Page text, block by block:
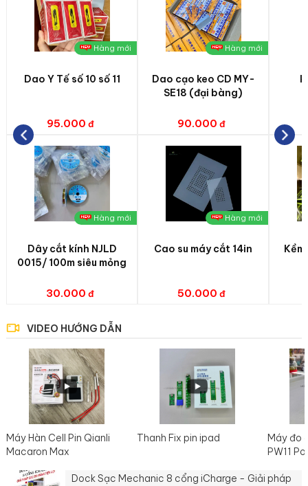
Hàng mới
Dao Y Tế số 10 số 11
95.000
Hàng mới
Dây cắt kính NJLD
0015/ 100m siêu mỏng
30.000
Hàng mới
Dao cạo keo CD MY-
SE18 (đại bàng)
90.000
Hàng mới
Cao su máy cắt 14in
50.000
VIDEO HƯỚNG DẪN
Máy Hàn Cell Pin Qianli
Macaron Max
Thanh Fix pin ipad
Máy đo
PW11
Dock Sạc Mechanic 8 cổng iCharge - Giải pháp